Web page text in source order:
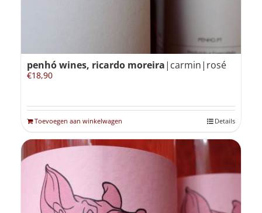
penhó wines, ricardo moreira|carmin|rosé
€18,90
Toevoegen aan winkelwagen Details